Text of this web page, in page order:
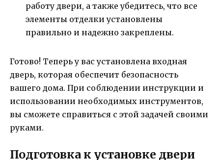
работу двери, а также убедитесь, что все
элементы отделки установлены
правильно и надежно закреплены.
Готово! Теперь у вас установлена входная
дверь, которая обеспечит безопасность
вашего дома. При соблюдении инструкции и
использовании необходимых инструментов,
вы сможете справиться с этой задачей своими
руками.
Подготовка к установке двери